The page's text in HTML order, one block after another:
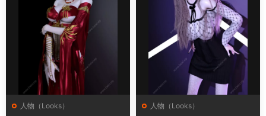
人物（Looks） 人物（Looks）